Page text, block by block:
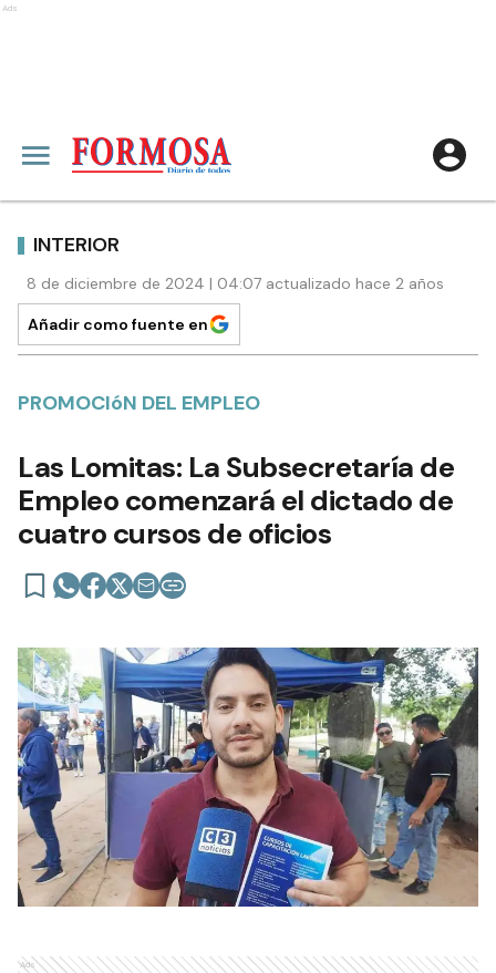
Ads
INTERIOR
8 de diciembre de 2024 | 04:07 actualizado hace 2 años
Añadir como fuente en
PROMOCIóN DEL EMPLEO
Las Lomitas: La Subsecretaría de
Empleo comenzará el dictado de
cuatro cursos de oficios
Ads